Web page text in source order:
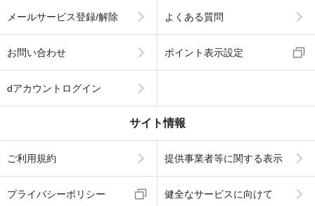
メールサービス登録/解除 よくある質問
お問い合わせ ポイント表示設定
dアカウントログイン
サイト情報
ご利用規約 提供事業者等に関する表示
プライバシーポリシー 健全なサービスに向けて